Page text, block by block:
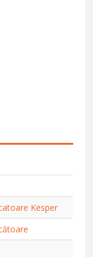
Kesper